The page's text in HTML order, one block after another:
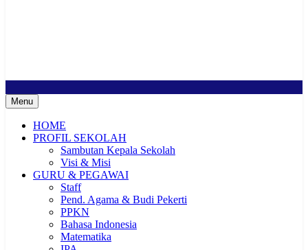
Menu
HOME
PROFIL SEKOLAH
Sambutan Kepala Sekolah
Visi & Misi
GURU & PEGAWAI
Staff
Pend. Agama & Budi Pekerti
PPKN
Bahasa Indonesia
Matematika